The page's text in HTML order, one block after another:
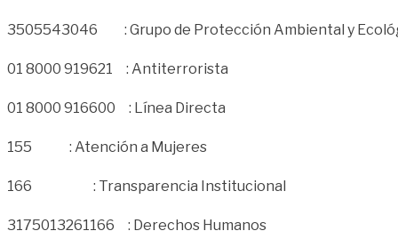
3505543046 : Grupo de Protección Ambiental y
01 8000 919621 : Antiterrorista
01 8000 916600 : Línea Directa
155 : Atención a Mujeres
166 : Transparencia Institucional
3175013261166 : Derechos Humanos